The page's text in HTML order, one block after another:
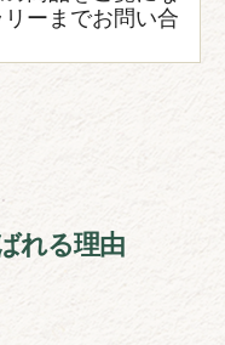
ーまでお問い合
れる理由